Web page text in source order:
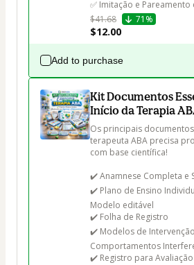
$41.68
71%
$12.00
Add to purchase
Kit Documentos
Início da Terapia
Os principais
terapeuta ABA precisa
com base científica!
✔️ Anamnese Completa e
✔️ Plano de Ensino
Modelo editável
✔️ Folha de Registro
✔️ Modelos de
Comportamentos
✔️ Registro para Avaliação